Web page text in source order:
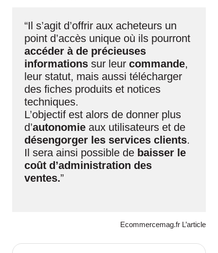
“Il s’agit d’offrir aux acheteurs un
point d’accès unique où ils pourront
accéder à de précieuses
informations sur leur commande,
leur statut, mais aussi télécharger
des fiches produits et notices
techniques.
L’objectif est alors de donner plus
d’autonomie aux utilisateurs et de
désengorger les services clients.
Il sera ainsi possible de baisser le
coût d’administration des
ventes.”
Ecommercemag.fr L’article